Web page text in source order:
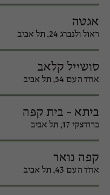
אגטה
ראול ולנברג 24, תל אביב
סושייל קלאב
אחד העם 54, תל אביב
ביתא - בית קפה
ברודצקי 17, תל אביב
קפה נואר
אחד העם 43, תל אביב